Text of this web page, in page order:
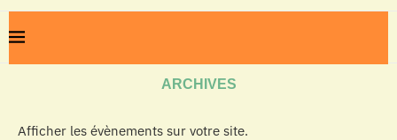
ARCHIVES
Afficher les évènements sur votre site.